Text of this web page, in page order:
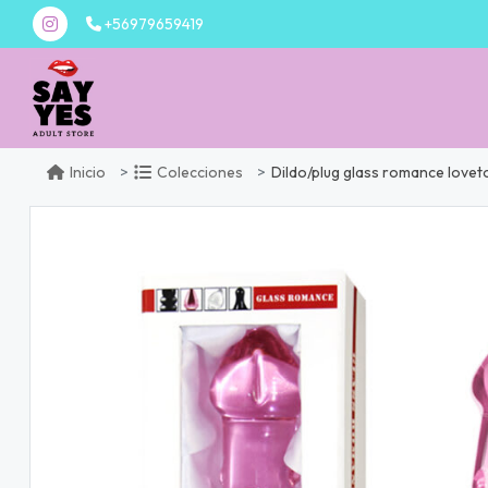
+56979659419
Inicio Colecciones Dildo/plug glass romance